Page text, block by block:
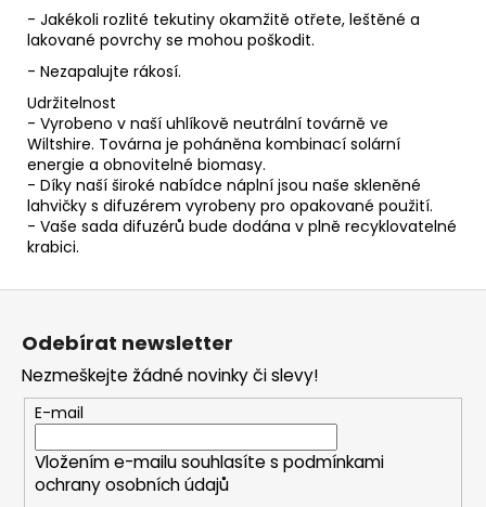
- Jakékoli rozlité tekutiny okamžitě otřete, leštěné a
lakované povrchy se mohou poškodit.
- Nezapalujte rákosí.
Udržitelnost
- Vyrobeno v naší uhlíkově neutrální továrně ve
Wiltshire. Továrna je poháněna kombinací solární
energie a obnovitelné biomasy.
- Díky naší široké nabídce náplní jsou naše skleněné
lahvičky s difuzérem vyrobeny pro opakované použití.
- Vaše sada difuzérů bude dodána v plně recyklovatelné
krabici.
Z
Odebírat newsletter
Nezmeškejte žádné novinky či slevy!
E-mail
Vložením e-mailu souhlasíte s podmínkami
ochrany osobních údajů